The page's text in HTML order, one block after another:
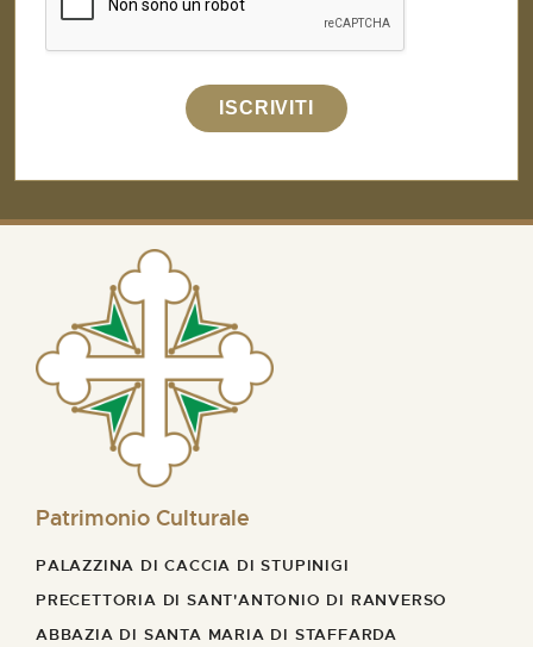
ISCRIVITI
Patrimonio Culturale
PALAZZINA DI CACCIA DI STUPINIGI
PRECETTORIA DI SANT'ANTONIO DI RANVERSO
ABBAZIA DI SANTA MARIA DI STAFFARDA